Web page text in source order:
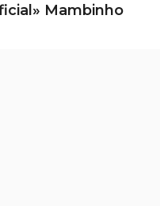
Mambinho